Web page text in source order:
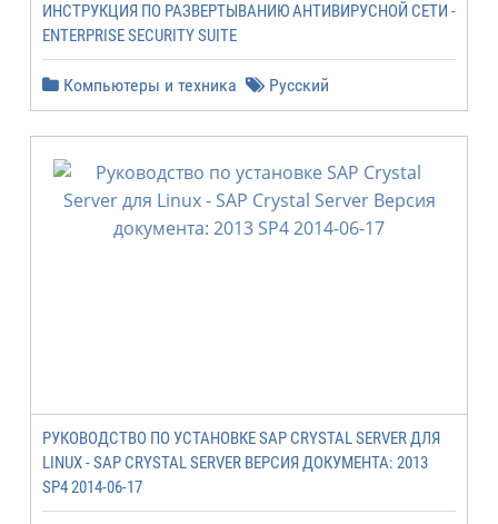
ИНСТРУКЦИЯ ПО РАЗВЕРТЫВАНИЮ АНТИВИРУСНОЙ СЕТИ -
ENTERPRISE SECURITY SUITE
Компьютеры и техника Русский
РУКОВОДСТВО ПО УСТАНОВКЕ SAP CRYSTAL SERVER ДЛЯ
LINUX - SAP CRYSTAL SERVER ВЕРСИЯ ДОКУМЕНТА: 2013
SP4 2014-06-17